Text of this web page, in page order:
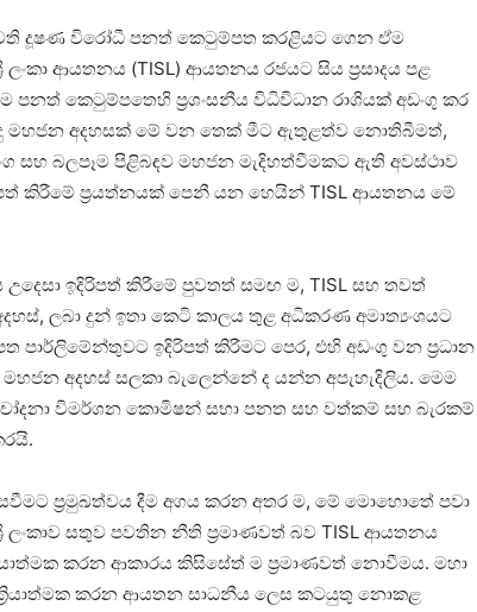
දූෂණ විරෝධී පනත් කෙටුම්පත කරළියට ගෙන ඒම
ආයතනය (TISL) ආයතනය රජයට සිය ප්‍රසාදය පළ
කෙටුම්පතෙහි ප්‍රශංසනීය විධිවිධාන රාශියක් අඩංගු කර
මහජන අදහසක් මේ වන තෙක් මීට ඇතුළත්ව නොතිබීමත්,
සහ බලපෑම පිළිබඳව මහජන මැදිහත්වීමකට ඇති අවස්ථාව
කිරීමේ ප්‍රයත්නයක් පෙනී යන හෙයින් TISL ආයතනය මේ
ඉදිරිපත් කිරීමේ පුවතත් සමඟ ම, TISL සහ තවත්
ලබා දුන් ඉතා කෙටි කාලය තුළ අධිකරණ අමාත්‍යංශයට
පාර්ලිමේන්තුවට ඉදිරිපත් කිරීමට පෙර, එහි අඩංගු වන ප්‍රධාන
අදහස් සලකා බැලෙන්නේ ද යන්න අපැහැදිලිය. මෙම
විමර්ශන කොමිෂන් සභා පනත සහ වත්කම් සහ බැරකම්
ප්‍රමුඛත්වය දීම අගය කරන අතර ම, මේ මොහොතේ පවා
සතුව පවතින නීති ප්‍රමාණවත් බව TISL ආයතනය
කරන ආකාරය කිසිසේත් ම ප්‍රමාණවත් නොවීමය. මහා
කරන ආයතන සාධනීය ලෙස කටයුතු නොකළ